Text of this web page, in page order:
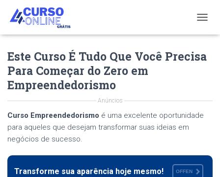
O
G
L
V
G
O
N
Este Curso É Tudo Que Você Precisa
Para Começar do Zero em
Empreendedorismo
Anúncios
Curso Empreendedorismo é uma excelente oportunidade
para aqueles que desejam transformar suas ideias em
negócios de sucesso.
Transforme sua aparência hoje mesmo! OFFEN